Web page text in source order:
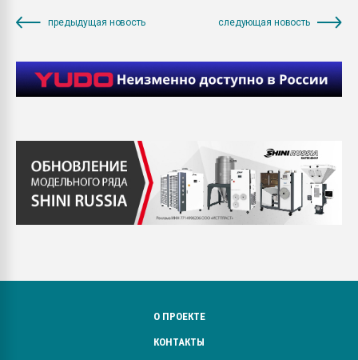
предыдущая новость следующая новость
О ПРОЕКТЕ
КОНТАКТЫ